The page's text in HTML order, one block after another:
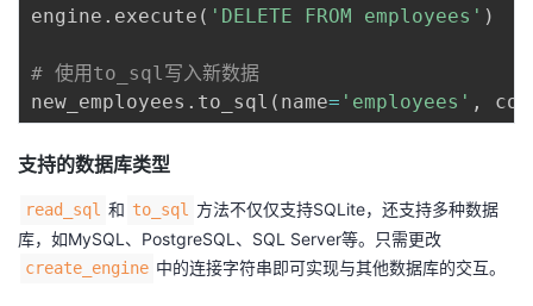
engine . execute ( 'DELETE FROM employees' )
# 使用to_sql写入新数据
new_employees . to_sql ( name= 'employees' , con
支持的数据库类型
read_sql 和 to_sql
方法不仅仅支持SQLite，还支持多种数据
库，如MySQL、PostgreSQL、SQL Server等。只需更改
create_engine 中的连接字符串即可实现与其他数据库的交互。